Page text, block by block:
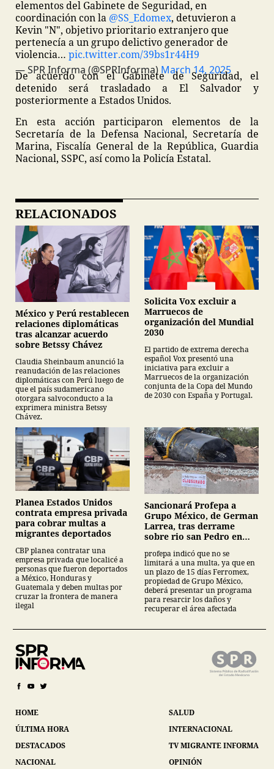
elementos del Gabinete de Seguridad, en
coordinación con la @SS_Edomex, detuvieron a
Kevin "N", objetivo prioritario extranjero que
pertenecía a un grupo delictivo generador de
violencia… pic.twitter.com/39bs1r44H9
— SPR Informa (@SPRInforma) March 14, 2025
De acuerdo con el Gabinete de Seguridad, el
detenido será trasladado a El Salvador y
posteriormente a Estados Unidos.
En esta acción participaron elementos de la
Secretaría de la Defensa Nacional, Secretaría de
Marina, Fiscalía General de la República, Guardia
Nacional, SSPC, así como la Policía Estatal.
RELACIONADOS
México y Perú restablecen
relaciones diplomáticas
tras alcanzar acuerdo
sobre Betssy Chávez
Claudia Sheinbaum anunció la
reanudación de las relaciones
diplomáticas con Perú luego de
que el país sudamericano
otorgara salvoconducto a la
exprimera ministra Betssy
Chávez.
Solicita Vox excluir a
Marruecos de
organización del Mundial
2030
El partido de extrema derecha
español Vox presentó una
iniciativa para excluir a
Marruecos de la organización
conjunta de la Copa del Mundo
de 2030 con España y Portugal.
Planea Estados Unidos
contrata empresa privada
para cobrar multas a
migrantes deportados
CBP planea contratar una
empresa privada que localicé a
personas que fueron deportados
a México, Honduras y
Guatemala y deben multas por
cruzar la frontera de manera
ilegal
Sancionará Profepa a
Grupo México, de German
Larrea, tras derrame
sobre rio san Pedro en
profepa indicó que no se
limitará a una multa, ya que en
un plazo de 15 días Ferromex,
propiedad de Grupo México,
deberá presentar un programa
para resarcir los daños y
recuperar el área afectada
HOME
ÚLTIMA HORA
DESTACADOS
NACIONAL
SALUD
INTERNACIONAL
TV MIGRANTE INFORMA
OPINIÓN